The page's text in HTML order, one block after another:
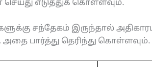
எடுத்துக் கொள்ளவும்.
சந்தேகம் இருந்தால்
அதை பார்த்து தெரிந்து கொள்ளவும்.